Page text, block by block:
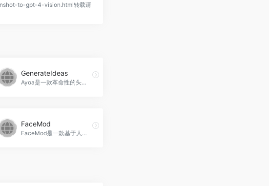
to-gpt-4-vision.html转载请
GenerateIdeas
Ayoa是一款革命性的头脑风暴应用程序，集成了人工智能技术，可以帮助用户产生独特创新的想法，解决创造性障碍，并提供问题解决的辅助功能，GenerateIdeas官网入口网址
FaceMod
FaceMod是一款基于人工智能技术的在线视频和图像编辑工具，可轻松实现换脸功能，让用户在一秒钟内与任何人进行面部交换，FaceMod官网入口网址